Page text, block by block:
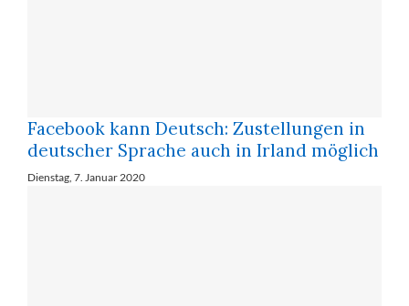
Facebook kann Deutsch: Zustellungen in
deutscher Sprache auch in Irland möglich
Dienstag, 7. Januar 2020